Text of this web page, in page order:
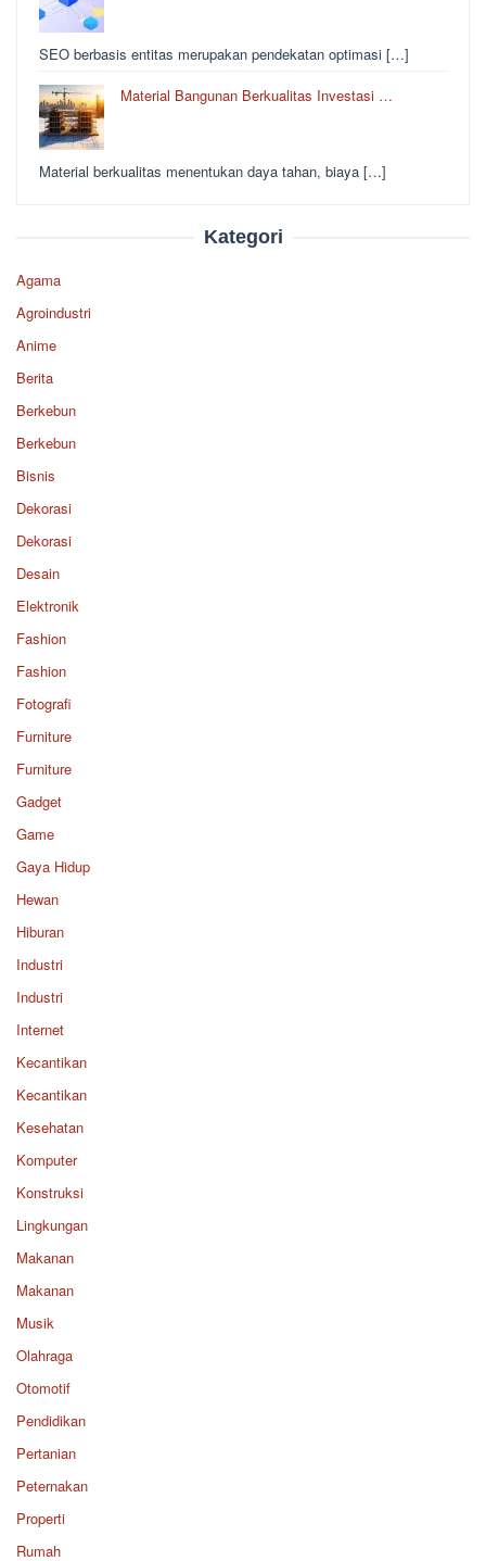
SEO berbasis entitas merupakan pendekatan optimasi […]
Material Bangunan Berkualitas Investasi …
Material berkualitas menentukan daya tahan, biaya […]
Kategori
Agama
Agroindustri
Anime
Berita
Berkebun
Berkebun
Bisnis
Dekorasi
Dekorasi
Desain
Elektronik
Fashion
Fashion
Fotografi
Furniture
Furniture
Gadget
Game
Gaya Hidup
Hewan
Hiburan
Industri
Industri
Internet
Kecantikan
Kecantikan
Kesehatan
Komputer
Konstruksi
Lingkungan
Makanan
Makanan
Musik
Olahraga
Otomotif
Pendidikan
Pertanian
Peternakan
Properti
Rumah